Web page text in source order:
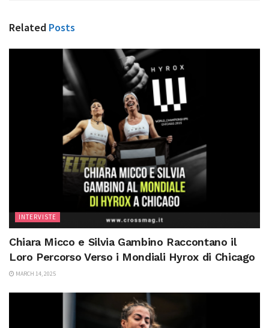
Related Posts
INTERVISTE
Chiara Micco e Silvia Gambino Raccontano il
Loro Percorso Verso i Mondiali Hyrox di Chicago
MARCH 14, 2025